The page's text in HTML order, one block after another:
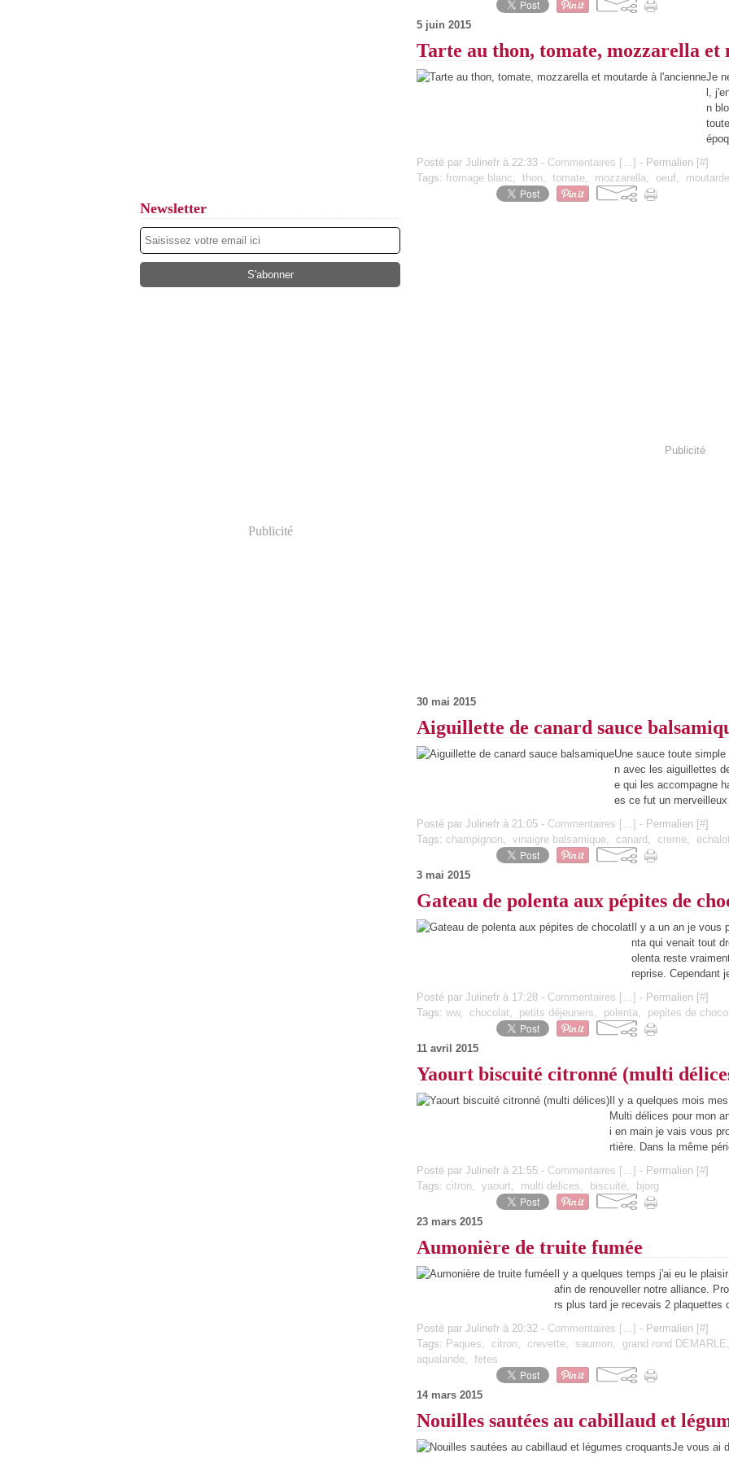
Newsletter
Publicité
5 juin 2015
Tarte au thon, tomate, mozzarella et
Je
l,
n
Posté par Julinefr à 22:33 - Commentaires [ …] - Permalien [#]
Tags: fromage blanc, thon, tomate, mozzarella, oeuf, moutarde
Publicité
30 mai 2015
Aiguillette de canard sauce
Une sauce toute
n avec les aiguillettes
e qui les accompagne
es ce fut un
Posté par Julinefr à 21:05 - Commentaires [ …] - Permalien [#]
Tags: champignon, vinaigre balsamique, canard , creme,
3 mai 2015
Gateau de polenta aux pépites de
Il y a un an je vous
nta qui venait tout
olenta reste
reprise. Cependant
Posté par Julinefr à 17:28 - Commentaires [ …] - Permalien [#]
Tags: ww, chocolat, petits déjeuners, polenta, pepites de
11 avril 2015
Yaourt biscuité citronné (multi
Il y a quelques mois
Multi délices pour mon
i en main je vais vous
rtière. Dans la même
Posté par Julinefr à 21:55 - Commentaires [ …] - Permalien [#]
Tags: citron, yaourt, multi delices, biscuité, bjorg
23 mars 2015
Aumonière de truite fumée
Il y a quelques temps j'ai eu le
afin de renouveller notre alliance.
rs plus tard je recevais 2 plaquettes
Posté par Julinefr à 20:32 - Commentaires [ …] - Permalien [#]
Tags: Paques, citron, crevette, saumon, grand rond DEMARLE
aqualande, fetes
14 mars 2015
Nouilles sautées au cabillaud et
Je vous ai